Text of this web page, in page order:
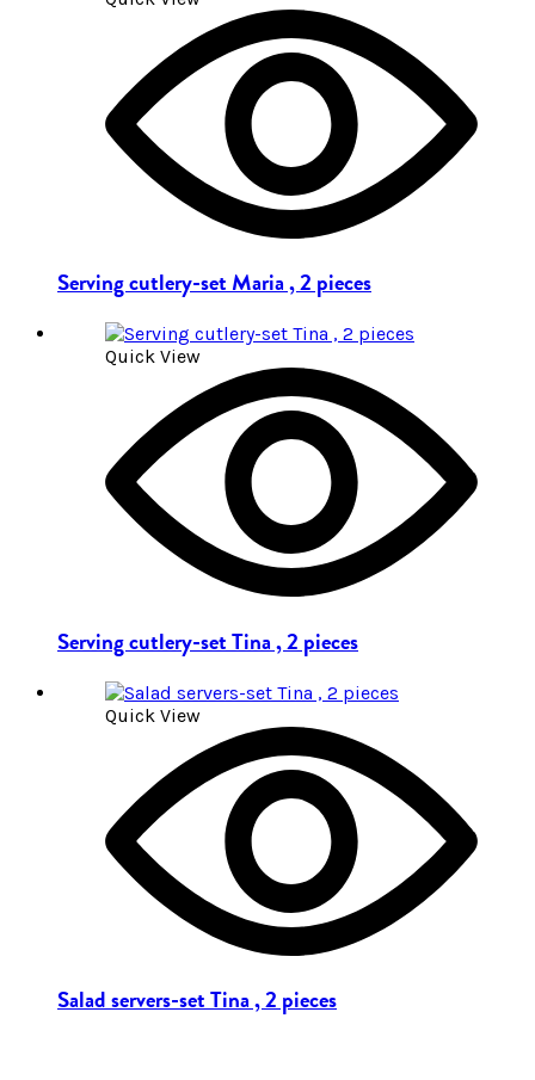
Serving cutlery-set Maria , 2 pieces
Quick View
Serving cutlery-set Tina , 2 pieces
Quick View
Salad servers-set Tina , 2 pieces